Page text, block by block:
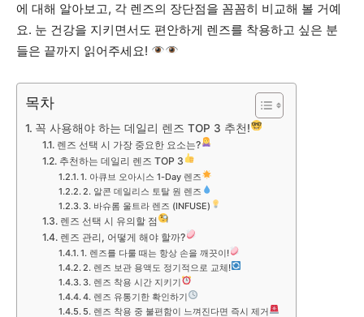
에 대해 알아보고, 각 렌즈의 장단점을 꼼꼼히 비교해 볼 거예
요. 눈 건강을 지키면서도 편안하게 렌즈를 착용하고 싶은 분
들은 끝까지 읽어주세요!
목차
꼭 사용해야 하는 데일리 렌즈 TOP 3 추천!
렌즈 선택 시 가장 중요한 요소는?
추천하는 데일리 렌즈 TOP 3
1. 아큐브 오아시스 1-Day 렌즈
2. 알콘 데일리스 토탈 원 렌즈
3. 바슈롬 울트라 렌즈 (INFUSE)
렌즈 선택 시 유의할 점
렌즈 관리, 어떻게 해야 할까?
1. 렌즈를 다룰 때는 항상 손을 깨끗이!
2. 렌즈 보관 용액도 정기적으로 교체!
3. 렌즈 착용 시간 지키기
4. 렌즈 유통기한 확인하기
5. 렌즈 착용 중 불편함이 느껴진다면 즉시 제거